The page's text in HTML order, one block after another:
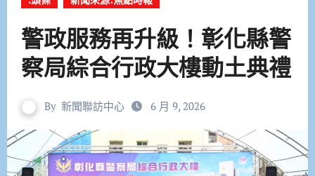
警政服務再升級！彰化縣警
察局綜合行政大樓動土典禮
By 新聞聯訪中心 6 月 9, 2026